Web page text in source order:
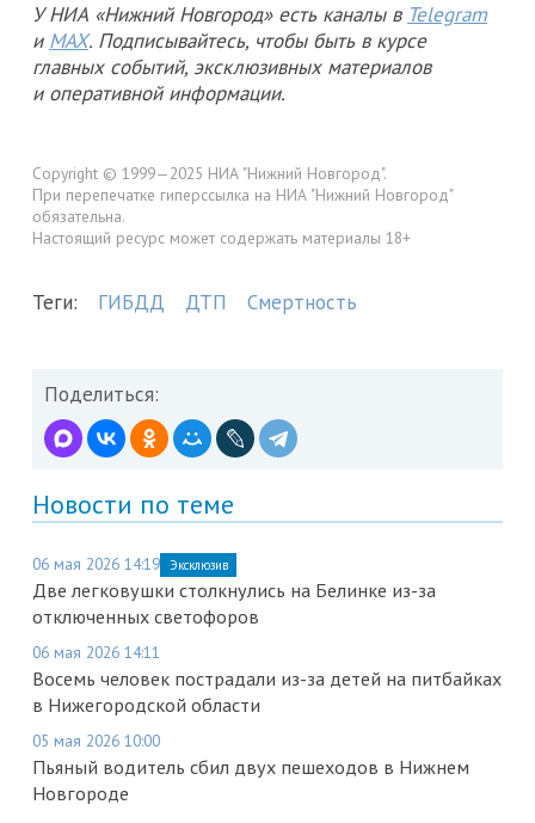
У НИА «Нижний Новгород» есть каналы в Telegram
и MAX. Подписывайтесь, чтобы быть в курсе
главных событий, эксклюзивных материалов
и оперативной информации.
Copyright © 1999—2025 НИА "Нижний Новгород".
При перепечатке гиперссылка на НИА "Нижний Новгород"
обязательна.
Настоящий ресурс может содержать материалы 18+
Теги: ГИБДД ДТП Смертность
Поделиться:
Новости по теме
06 мая 2026 14:19 Эксклюзив
Две легковушки столкнулись на Белинке из-за
отключенных светофоров
06 мая 2026 14:11
Восемь человек пострадали из-за детей на питбайках
в Нижегородской области
05 мая 2026 10:00
Пьяный водитель сбил двух пешеходов в Нижнем
Новгороде